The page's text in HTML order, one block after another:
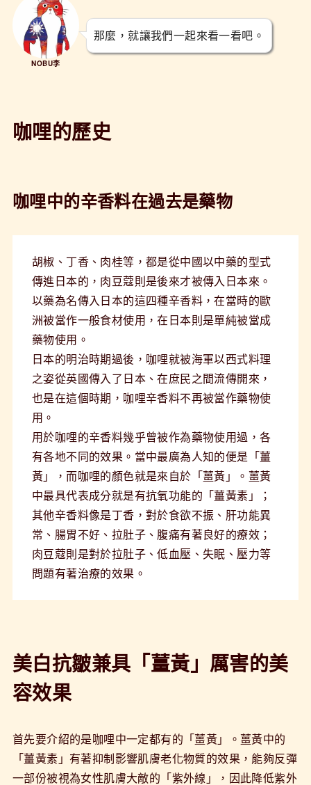
NOBU李
那麼，就讓我們一起來看一看吧。
咖哩的歷史
咖哩中的辛香料在過去是藥物
胡椒、丁香、肉桂等，都是從中國以中藥的型式
傳進日本的，肉豆蔻則是後來才被傳入日本來。
以藥為名傳入日本的這四種辛香料，在當時的歐
洲被當作一般食材使用，在日本則是單純被當成
藥物使用。
日本的明治時期過後，咖哩就被海軍以西式料理
之姿從英國傳入了日本、在庶民之間流傳開來，
也是在這個時期，咖哩辛香料不再被當作藥物使
用。
用於咖哩的辛香料幾乎曾被作為藥物使用過，各
有各地不同的效果。當中最廣為人知的便是「薑
黃」，而咖哩的顏色就是來自於「薑黃」。薑黃
中最具代表成分就是有抗氧功能的「薑黃素」；
其他辛香料像是丁香，對於食欲不振、肝功能異
常、腸胃不好、拉肚子、腹痛有著良好的療效；
肉豆蔻則是對於拉肚子、低血壓、失眠、壓力等
問題有著治療的效果。
美白抗皺兼具「薑黃」厲害的美
容效果
首先要介紹的是咖哩中一定都有的「薑黃」。薑黃中的
「薑黃素」有著抑制影響肌膚老化物質的效果，能夠反彈
一部份被視為女性肌膚大敵的「紫外線」，因此降低紫外